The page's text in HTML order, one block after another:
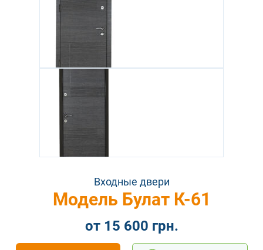
Входные двери
Модель Булат К-61
от 15 600 грн.